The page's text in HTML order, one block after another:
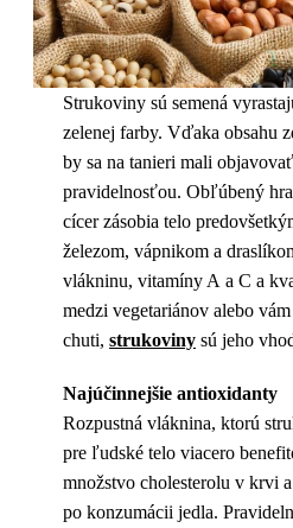
Strukoviny sú semená
zelenej farby. Vďaka obsahu
by sa na tanieri mali
pravidelnosťou. Obľúbený
cícer zásobia telo
železom, vápnikom a
vlákninu, vitamíny A a C a
medzi vegetariánov alebo
chuti, strukoviny sú jeho
Najúčinnejšie antioxidanty
Rozpustná vláknina, ktorú
pre ľudské telo viacero
množstvo cholesterolu v krvi
po konzumácii jedla.